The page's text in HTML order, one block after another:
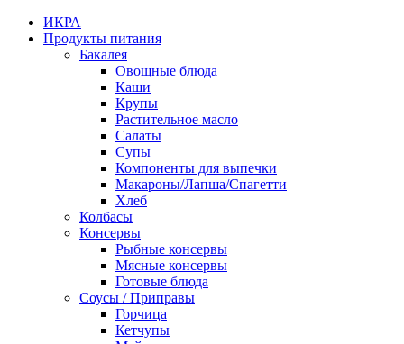
ИКРА
Продукты питания
Бакалея
Овощные блюда
Каши
Крупы
Растительное масло
Салаты
Супы
Компоненты для выпечки
Макароны/Лапша/Спагетти
Хлеб
Колбасы
Консервы
Рыбные консервы
Мясные консервы
Готовые блюда
Соусы / Приправы
Горчица
Кетчупы